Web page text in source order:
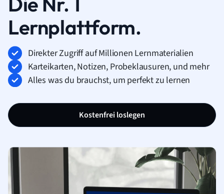
Lernplattform.
Direkter Zugriff auf Millionen Lernmaterialien
Karteikarten, Notizen, Probeklausuren, und mehr
Alles was du brauchst, um perfekt zu lernen
Kostenfrei loslegen